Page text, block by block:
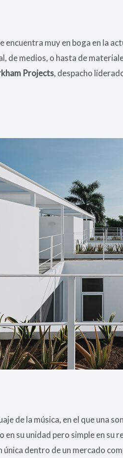
encuentra muy en boga en la
de medios, o hasta de
Projects, despacho
de la música, en el que una
su unidad pero simple en
única dentro de un mercado